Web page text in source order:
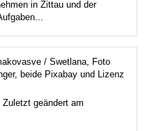
in Zittau und der
/ Swetlana, Foto
beide Pixabay und Lizenz
geändert am